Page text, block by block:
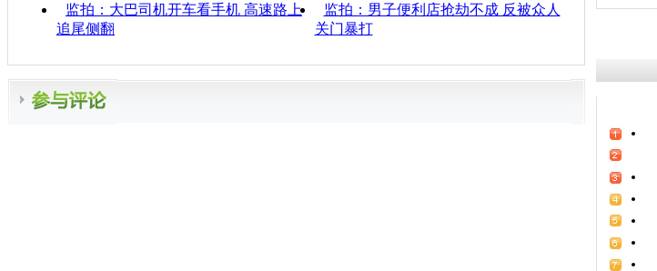
监拍：大巴司机开车看手机 高速路上
追尾侧翻
监拍：男子便利店抢劫不成 反被众人
关门暴打